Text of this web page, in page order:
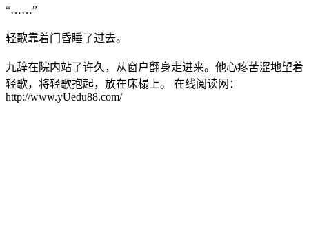
“……”
轻歌靠着门昏睡了过去。
九辞在院内站了许久，从窗户翻身走进来。他心疼苦涩地望着
轻歌，将轻歌抱起，放在床榻上。 在线阅读网：
http://www.yUedu88.com/